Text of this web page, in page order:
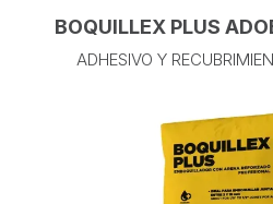
BOQUILLEX PLUS
ADHESIVO Y